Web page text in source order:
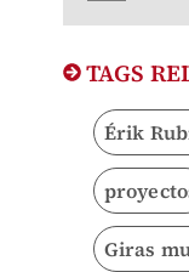
TAGS
Érik
Giras